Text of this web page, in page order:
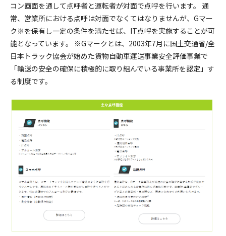
コン画面を通して点呼者と運転者が対面で点呼を行います。 通
常、営業所における点呼は対面でなくてはなりませんが、Gマー
ク※を保有し一定の条件を満たせば、IT点呼を実施することが可
能となっています。 ※Gマークとは、2003年7月に国土交通省/全
日本トラック協会が始めた貨物自動車運送事業安全評価事業で
「輸送の安全の確保に積極的に取り組んでいる事業所を認定」す
る制度です。